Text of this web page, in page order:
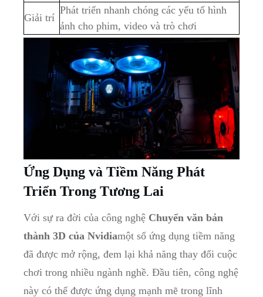
Giải trí
Phát triển nhanh chóng các yếu tố hình
ảnh cho phim, video và trò chơi
Ứng Dụng và Tiềm Năng Phát
Triển Trong Tương Lai
Với sự ra đời của công nghệ Chuyển văn bản
thành 3D của Nvidiamột số ứng dụng tiềm năng
đã được mở rộng, đem lại khả năng thay đổi cuộc
chơi trong nhiều ngành nghề. Đầu tiên, công nghệ
này có thể được ứng dụng mạnh mẽ trong lĩnh